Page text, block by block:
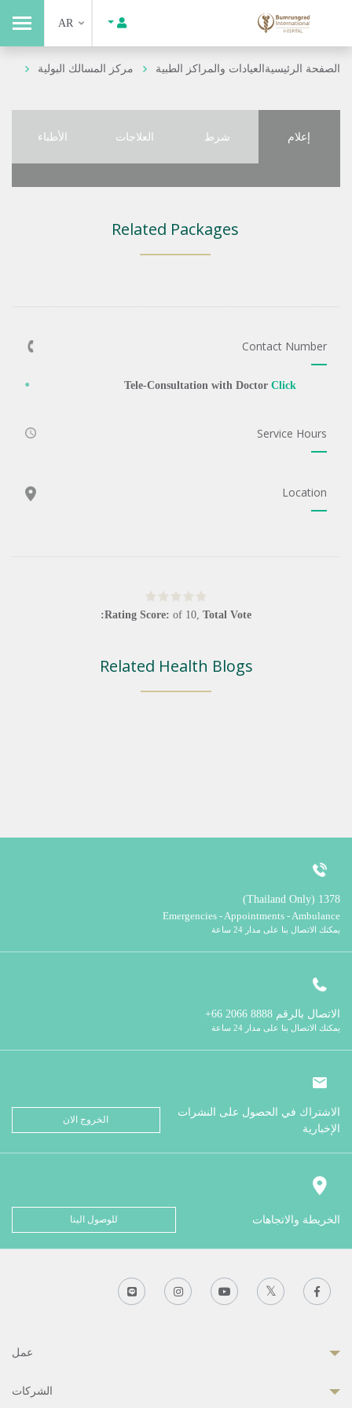
AR
الصفحة الرئيسيةالعيادات والمراكز الطبية مركز المسالك البولية
إعلام شرط العلاجات الأطباء
Related Packages
Contact Number
Tele-Consultation with Doctor Click
Service Hours
Location
Rating Score: of 10, Total Vote:
Related Health Blogs
1378 (Thailand Only)
Emergencies - Appointments - Ambulance
يمكنك الاتصال بنا على مدار 24 ساعة
الاتصال بالرقم
يمكنك الاتصال بنا على مدار 24 ساعة
الاشتراك في الحصول على النشرات
الإخبارية
الخروج الان
الخريطة والاتجاهات للوصول الينا
عمل
الشركات